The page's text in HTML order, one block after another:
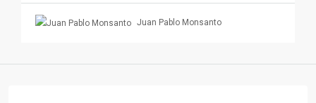
Juan Pablo Monsanto